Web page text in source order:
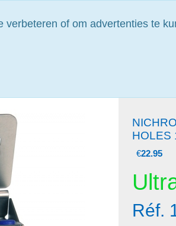
HOLES
€22.95
Réf.
of om advertenties te